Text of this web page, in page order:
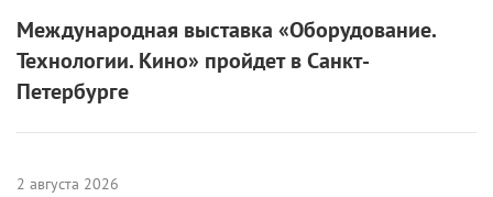
Международная выставка «Оборудование.
Технологии. Кино» пройдет в Санкт-
Петербурге
2 августа 2026